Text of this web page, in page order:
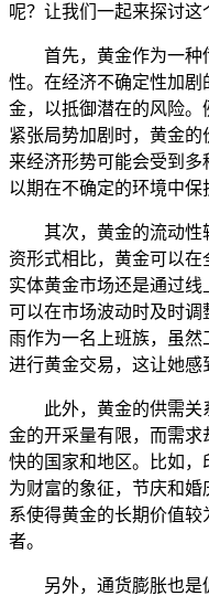
呢？让我们一起来探讨这
首先，黄金作为一种
性。在经济不确定性加
金，以抵御潜在的风险
紧张局势加剧时，黄金
来经济形势可能会受到多
以期在不确定的环境中保
其次，黄金的流动性
资形式相比，黄金可以
实体黄金市场还是通过
可以在市场波动时及时
雨作为一名上班族，虽
进行黄金交易，这让她感
此外，黄金的供需
金的开采量有限，而需
快的国家和地区。比如
为财富的象征，节庆和
系使得黄金的长期价值
者。
另外，通货膨胀也是